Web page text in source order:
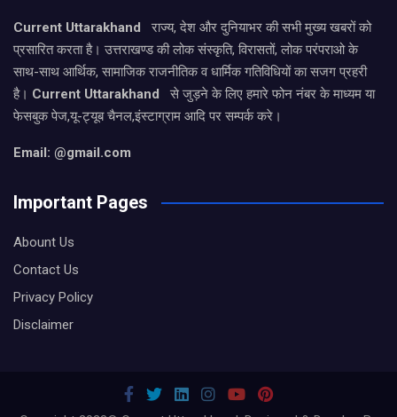
Current Uttarakhand
राज्य, देश और दुनियाभर की सभी मुख्य खबरों को
प्रसारित करता है। उत्तराखण्ड की लोक संस्कृति, विरासतों, लोक परंपराओ के
साथ-साथ आर्थिक, सामाजिक राजनीतिक व धार्मिक गतिविधियों का सजग प्रहरी
है। Current Uttarakhand
से जुड़ने के लिए हमारे फोन नंबर के माध्यम या
फेसबुक पेज,यू-ट्यूब चैनल,इंस्टाग्राम आदि पर सम्पर्क करे।
Email: @gmail.com
Important Pages
Abount Us
Contact Us
Privacy Policy
Disclaimer